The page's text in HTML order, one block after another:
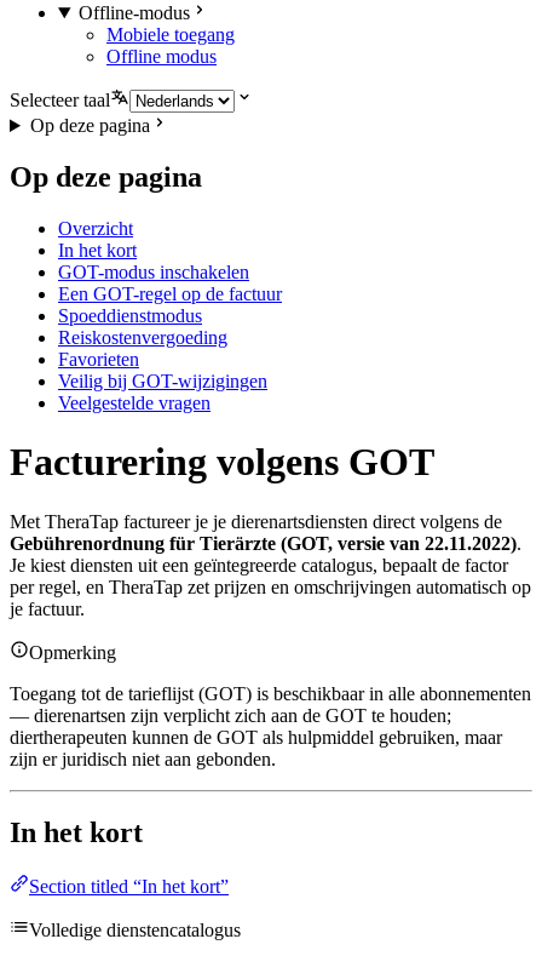
Offline-modus
Mobiele toegang
Offline modus
Selecteer taal
Op deze pagina
Op deze pagina
Overzicht
In het kort
GOT-modus inschakelen
Een GOT-regel op de factuur
Spoeddienstmodus
Reiskostenvergoeding
Favorieten
Veilig bij GOT-wijzigingen
Veelgestelde vragen
Facturering volgens GOT
Met TheraTap factureer je je dierenartsdiensten direct volgens de
Gebührenordnung für Tierärzte (GOT, versie van 22.11.2022).
Je kiest diensten uit een geïntegreerde catalogus, bepaalt de factor
per regel, en TheraTap zet prijzen en omschrijvingen automatisch op
je factuur.
Opmerking
Toegang tot de tarieflijst (GOT) is beschikbaar in alle abonnementen
— dierenartsen zijn verplicht zich aan de GOT te houden;
diertherapeuten kunnen de GOT als hulpmiddel gebruiken, maar
zijn er juridisch niet aan gebonden.
In het kort
Section titled “In het kort”
Volledige dienstencatalogus